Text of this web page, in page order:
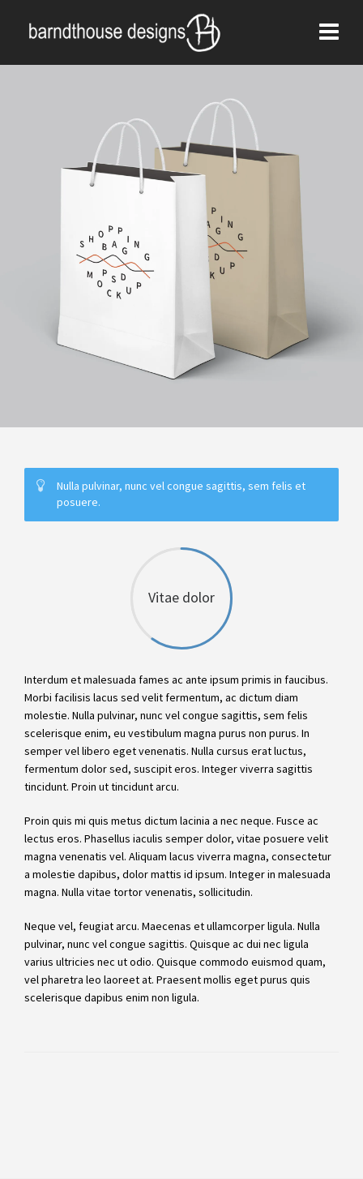
Nulla pulvinar, nunc vel congue sagittis, sem felis et
posuere.
Vitae dolor
Interdum et malesuada fames ac ante ipsum primis in faucibus.
Morbi facilisis lacus sed velit fermentum, ac dictum diam
molestie. Nulla pulvinar, nunc vel congue sagittis, sem felis
scelerisque enim, eu vestibulum magna purus non purus. In
semper vel libero eget venenatis. Nulla cursus erat luctus,
fermentum dolor sed, suscipit eros. Integer viverra sagittis
tincidunt. Proin ut tincidunt arcu.
Proin quis mi quis metus dictum lacinia a nec neque. Fusce ac
lectus eros. Phasellus iaculis semper dolor, vitae posuere velit
magna venenatis vel. Aliquam lacus viverra magna, consectetur
a molestie dapibus, dolor mattis id ipsum. Integer in malesuada
magna. Nulla vitae tortor venenatis, sollicitudin.
Neque vel, feugiat arcu. Maecenas et ullamcorper ligula. Nulla
pulvinar, nunc vel congue sagittis. Quisque ac dui nec ligula
varius ultricies nec ut odio. Quisque commodo euismod quam,
vel pharetra leo laoreet at. Praesent mollis eget purus quis
scelerisque dapibus enim non ligula.